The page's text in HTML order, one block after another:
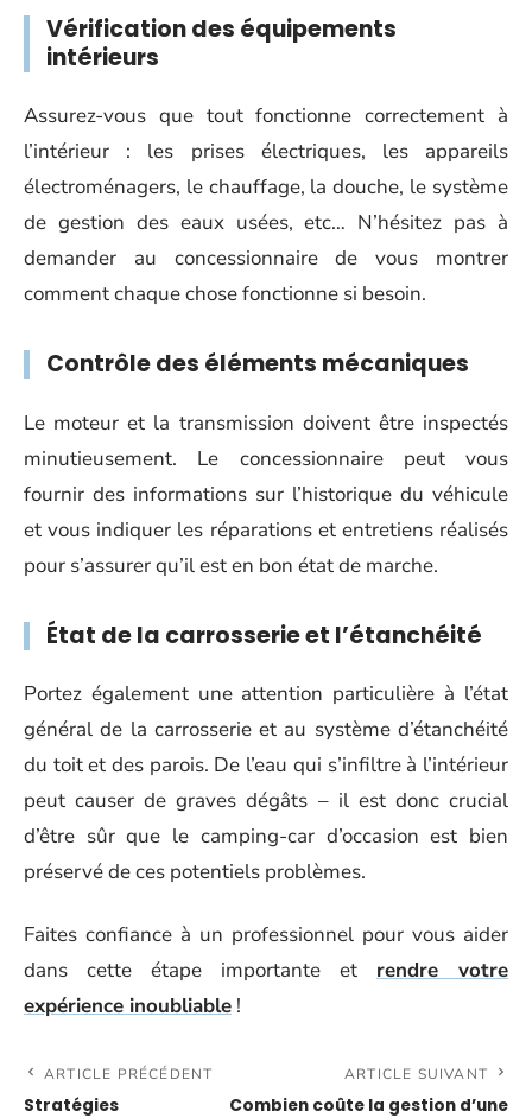
Vérification des équipements
intérieurs
Assurez-vous que tout fonctionne correctement à
l’intérieur : les prises électriques, les appareils
électroménagers, le chauffage, la douche, le système
de gestion des eaux usées, etc… N’hésitez pas à
demander au concessionnaire de vous montrer
comment chaque chose fonctionne si besoin.
Contrôle des éléments mécaniques
Le moteur et la transmission doivent être inspectés
minutieusement. Le concessionnaire peut vous
fournir des informations sur l’historique du véhicule
et vous indiquer les réparations et entretiens réalisés
pour s’assurer qu’il est en bon état de marche.
État de la carrosserie et l’étanchéité
Portez également une attention particulière à l’état
général de la carrosserie et au système d’étanchéité
du toit et des parois. De l’eau qui s’infiltre à l’intérieur
peut causer de graves dégâts – il est donc crucial
d’être sûr que le camping-car d’occasion est bien
préservé de ces potentiels problèmes.
Faites confiance à un professionnel pour vous aider
dans cette étape importante et rendre votre
expérience inoubliable !
ARTICLE PRÉCÉDENT
Stratégies
ARTICLE SUIVANT
Combien coûte la gestion d’une